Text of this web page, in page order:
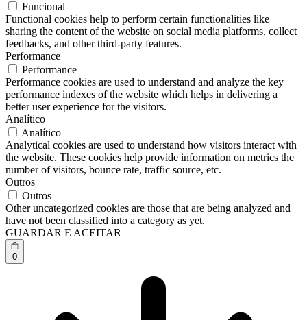
Funcional
Functional cookies help to perform certain functionalities like
sharing the content of the website on social media platforms, collect
feedbacks, and other third-party features.
Performance
Performance
Performance cookies are used to understand and analyze the key
performance indexes of the website which helps in delivering a
better user experience for the visitors.
Analítico
Analítico
Analytical cookies are used to understand how visitors interact with
the website. These cookies help provide information on metrics the
number of visitors, bounce rate, traffic source, etc.
Outros
Outros
Other uncategorized cookies are those that are being analyzed and
have not been classified into a category as yet.
GUARDAR E ACEITAR
0